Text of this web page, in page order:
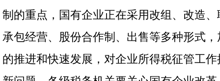
制的重点，国有企业正在采用改组、改造
承包经营、股份合作制、出售等多种形式
的推进和快速发展，对企业所得税征管工